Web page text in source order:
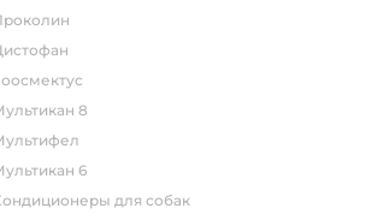
проколин
цистофан
зоосмектус
мультикан 8
мультифел
мультикан 6
кондиционеры для собак